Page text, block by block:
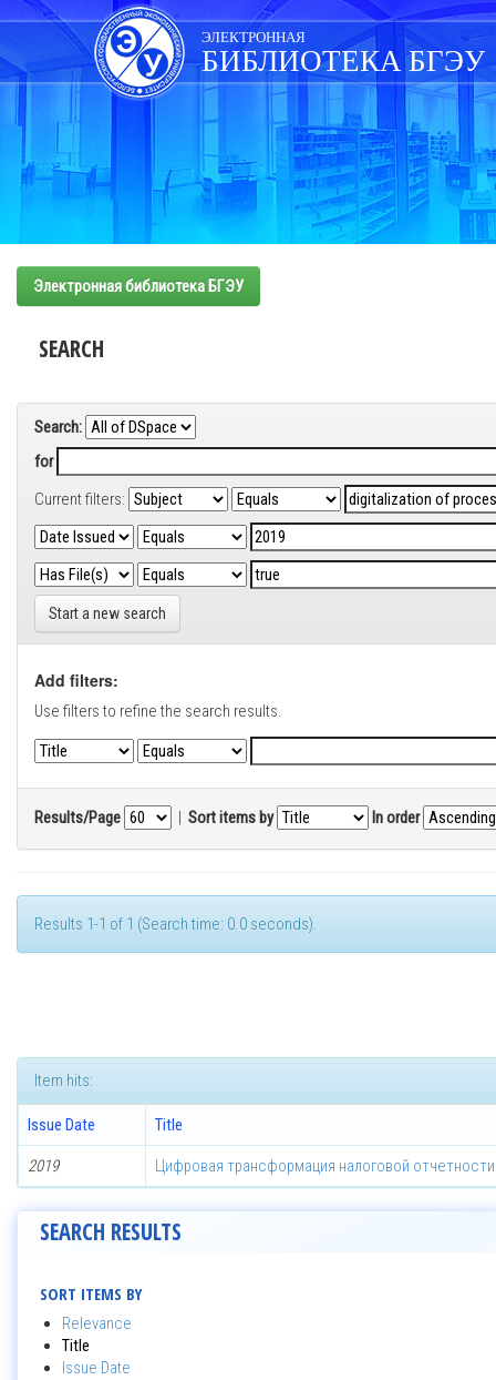
Skip
navigation
ЭЛЕКТРОННАЯ
БИБЛИОТЕКА БГЭУ
Электронная библиотека БГЭУ
SEARCH
Search:
for
Current filters:
Start a new search
Add filters:
Use filters to refine the search results.
Results/Page | Sort items by In order
Results 1-1 of 1 (Search time: 0.0 seconds).
Item hits:
Issue Date Title
2019 Цифровая трансформация налоговой
SEARCH RESULTS
SORT ITEMS BY
Relevance
Title
Issue Date